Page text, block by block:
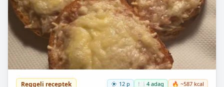
Reggeli receptek 12 p 🍽️ 4 adag 🔥 ~587 kcal